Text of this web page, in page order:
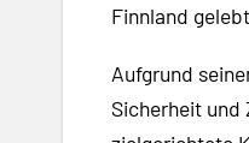
Finnland
Aufgrund
Sicherheit